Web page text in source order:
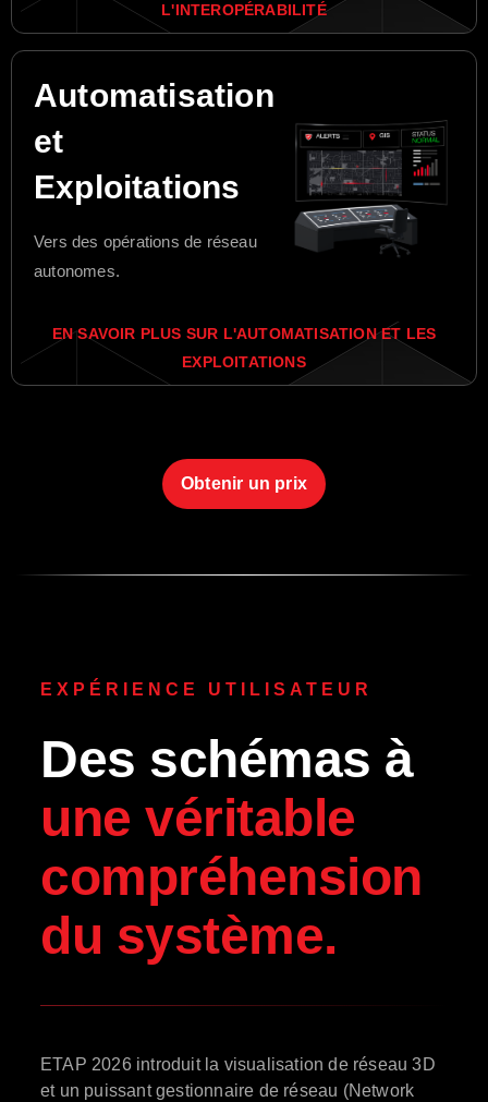
L'INTEROPÉRABILITÉ
Automatisation
et
Exploitations
Vers des opérations de réseau
autonomes.
EN SAVOIR PLUS SUR L'AUTOMATISATION ET LES
EXPLOITATIONS
Obtenir un prix
EXPÉRIENCE UTILISATEUR
Des schémas à
une véritable
compréhension
du système.
ETAP 2026 introduit la visualisation de réseau 3D
et un puissant gestionnaire de réseau (Network